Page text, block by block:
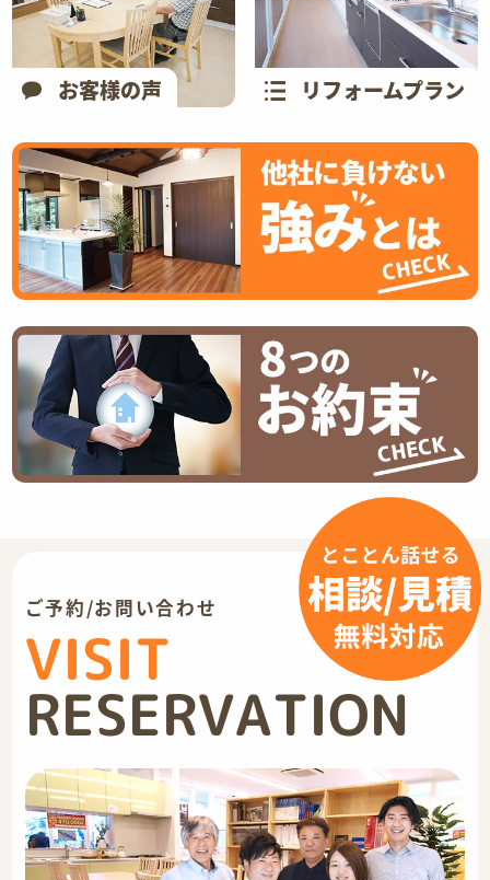
お客様の声 リフォームプラン
ご予約/お問い合わせ
VISIT
RESERVATION